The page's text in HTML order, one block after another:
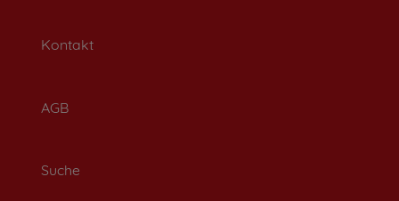
Kontakt
AGB
Suche